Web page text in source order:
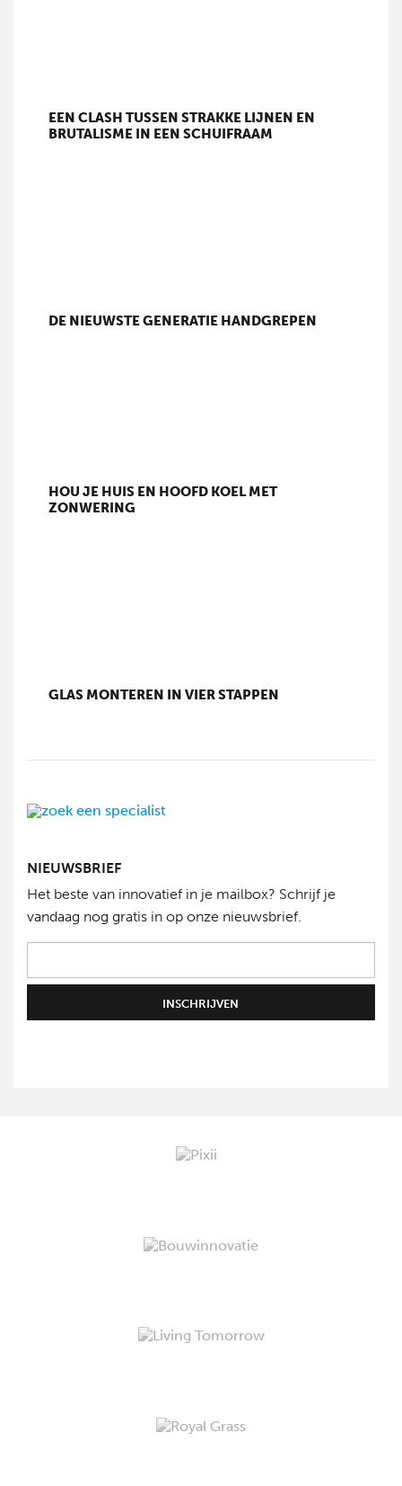
EEN CLASH TUSSEN STRAKKE LIJNEN EN
BRUTALISME IN EEN SCHUIFRAAM
DE NIEUWSTE GENERATIE HANDGREPEN
HOU JE HUIS EN HOOFD KOEL MET
ZONWERING
GLAS MONTEREN IN VIER STAPPEN
NIEUWSBRIEF
Het beste van innovatief in je mailbox? Schrijf je
vandaag nog gratis in op onze nieuwsbrief.